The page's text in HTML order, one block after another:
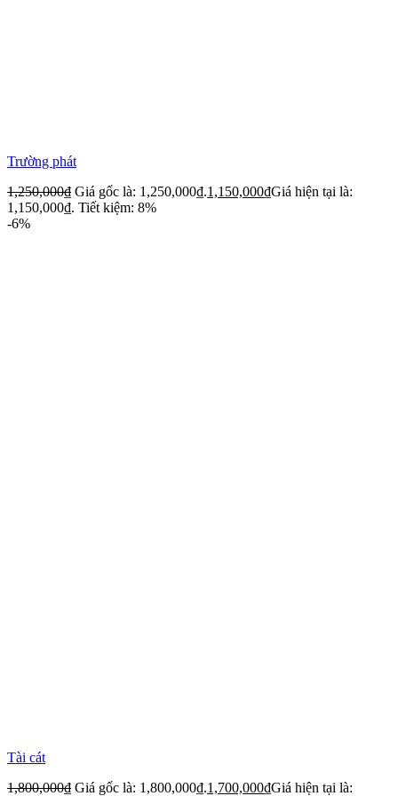
Trường phát
1,250,000₫ Giá gốc là: 1,250,000₫.1,150,000₫Giá hiện tại là:
1,150,000₫. Tiết kiệm: 8%
-6%
Tài cát
1,800,000₫ Giá gốc là: 1,800,000₫.1,700,000₫Giá hiện tại là: